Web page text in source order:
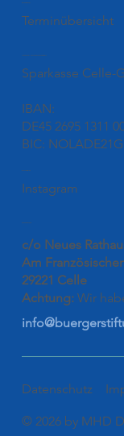
Termine
Terminübersicht
Datenschutz
© 2026 by MHD
Kontakt
c/o Neues
Am
29221 Celle
Achtung: Wir
Unsere Kontonummer
Sparkasse
IBAN:
DE45 2695 1311
BIC:
Folgen
Instagram